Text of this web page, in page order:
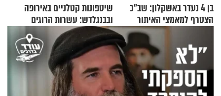
בן 4 נעדר באשקלון: שב"כ
הצטרף למאמצי האיתור
שיטפונות קטלניים באירופה
ובבנגלדש: עשרות הרוגים
ומיליון נפגעים